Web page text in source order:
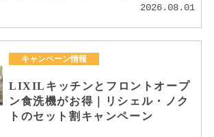
2026.08.01
キャンペーン情報
LIXILキッチンとフロントオープ
ン食洗機がお得｜リシェル・ノク
トのセット割キャンペーン